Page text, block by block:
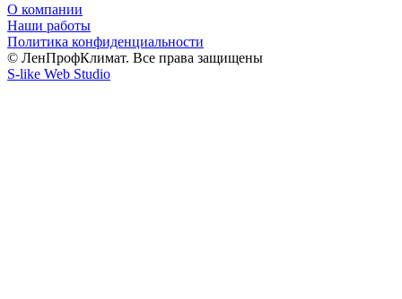
О компании
Наши работы
Политика конфиденциальности
© ЛенПрофКлимат. Все права защищены
S-like Web Studio